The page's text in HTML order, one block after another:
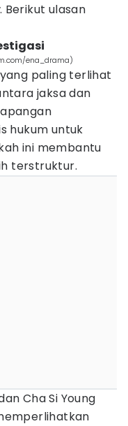
. Berikut ulasan
ena_drama)
paling terlihat
jaksa dan
hukum untuk
ini membantu
terstruktur.
Cha Si Young